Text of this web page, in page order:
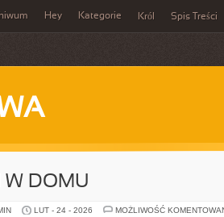
Hey Kategorie Król Spis Treści
W DOMU
LUT - 24 - 2026 MOŻLIWOŚĆ